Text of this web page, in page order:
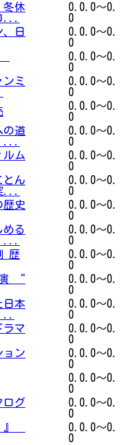
冬休
...
0.0.0～0.
0
、日
0.0.0～0.
0
0.0.0～0.
0
ミ
0.0.0～0.
0
0.0.0～0.
0
の道
...
0.0.0～0.
0
ルム
0.0.0～0.
0
とん
...
0.0.0～0.
0
歴史
0.0.0～0.
0
める
...
0.0.0～0.
0
歴
0.0.0～0.
0
演 “
0.0.0～0.
0
日本
0.0.0～0.
0
ラマ
0.0.0～0.
0
ョン
0.0.0～0.
0
0.0.0～0.
0
ログ
0.0.0～0.
0
』
0.0.0～0.
0